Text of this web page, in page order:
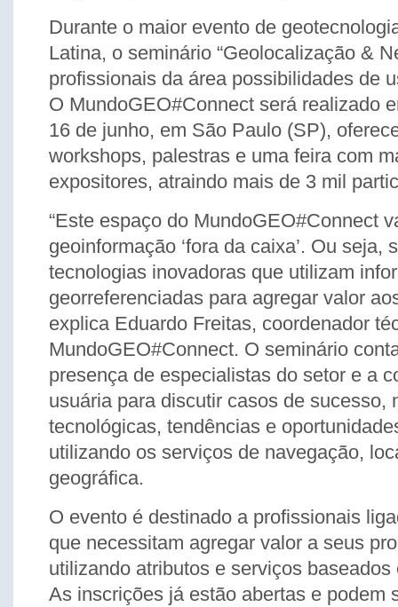
Durante o maior evento de
Latina, o seminário “Geolocalização &
profissionais da área possibilidades de
O MundoGEO#Connect será realizado
16 de junho, em São Paulo (SP),
workshops, palestras e uma feira com
expositores, atraindo mais de 3 mil
“Este espaço do MundoGEO#Connect
geoinformação ‘fora da caixa’. Ou seja,
tecnologias inovadoras que utilizam
georreferenciadas para agregar valor
explica Eduardo Freitas, coordenador
MundoGEO#Connect. O seminário
presença de especialistas do setor e a
usuária para discutir casos de sucesso,
tecnológicas, tendências e
utilizando os serviços de navegação,
geográfica.
O evento é destinado a profissionais
que necessitam agregar valor a seus
utilizando atributos e serviços
As inscrições já estão abertas e podem